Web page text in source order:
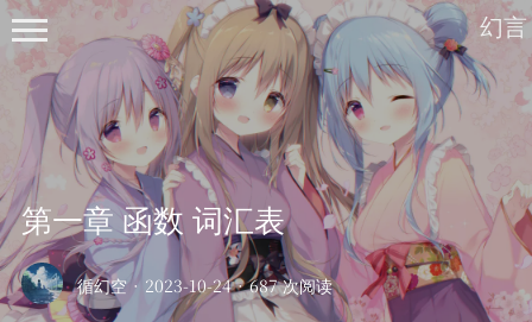
第一章 函数 词汇表
循幻空 · 2023-10-24 · 687 次阅读
幻言
首页
归档